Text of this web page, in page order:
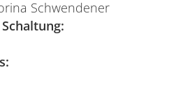
Schwendener